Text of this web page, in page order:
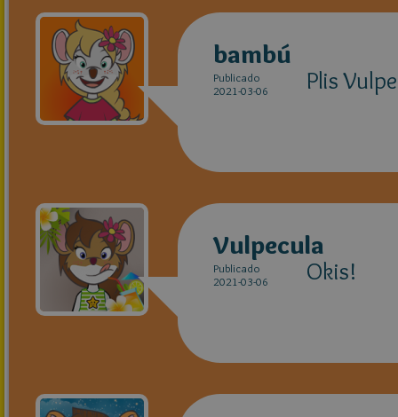
bambú
Publicado
2021-03-06
Plis
Vulpecula
Publicado
2021-03-06
Okis!